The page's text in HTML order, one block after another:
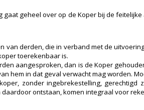
geheel over op de Koper bij de
van derden, die in verband met de
toerekenbaar is.
aangesproken, dan is de Koper
hem in dat geval verwacht mag worden.
zonder ingebrekestelling, gerechtigd
ontstaan, komen integraal voor